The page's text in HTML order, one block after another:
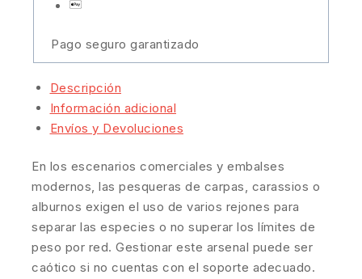
Pago seguro garantizado
Descripción
Información adicional
Envíos y Devoluciones
En los escenarios comerciales y embalses
modernos, las pesqueras de carpas, carassios o
alburnos exigen el uso de varios rejones para
separar las especies o no superar los límites de
peso por red. Gestionar este arsenal puede ser
caótico si no cuentas con el soporte adecuado.